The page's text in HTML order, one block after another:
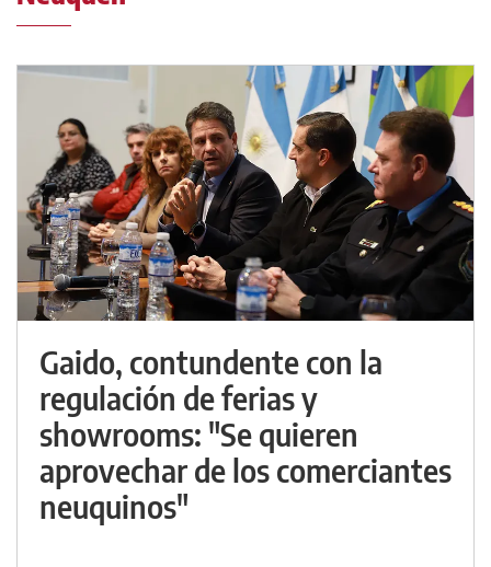
Gaido, contundente con la
regulación de ferias y
showrooms: "Se quieren
aprovechar de los comerciantes
neuquinos"